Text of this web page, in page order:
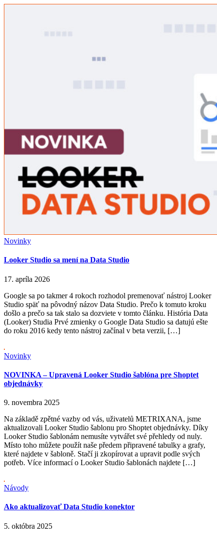
Novinky
Looker Studio sa mení na Data Studio
17. apríla 2026
Google sa po takmer 4 rokoch rozhodol premenovať nástroj Looker
Studio späť na pôvodný názov Data Studio. Prečo k tomuto kroku
došlo a prečo sa tak stalo sa dozviete v tomto článku. História Data
(Looker) Studia Prvé zmienky o Google Data Studio sa datujú ešte
do roku 2016 kedy tento nástroj začínal v beta verzii, […]
Novinky
NOVINKA – Upravená Looker Studio šablóna pre Shoptet
objednávky
9. novembra 2025
Na základě zpětné vazby od vás, uživatelů METRIXANA, jsme
aktualizovali Looker Studio šablonu pro Shoptet objednávky. Díky
Looker Studio šablonám nemusíte vytvářet své přehledy od nuly.
Místo toho můžete použít naše předem připravené tabulky a grafy,
které najdete v šabloně. Stačí ji zkopírovat a upravit podle svých
potřeb. Více informací o Looker Studio šablonách najdete […]
Návody
Ako aktualizovať Data Studio konektor
5. októbra 2025